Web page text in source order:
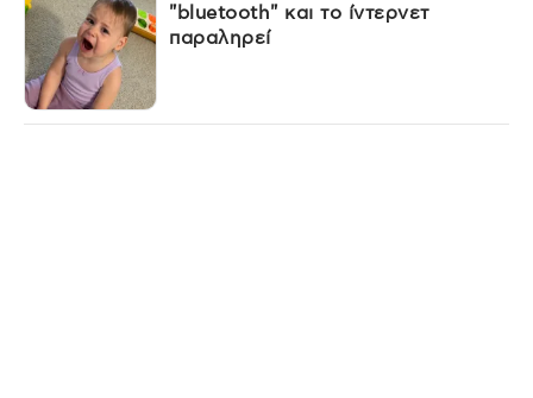
"bluetooth" και το ίντερνετ
παραληρεί